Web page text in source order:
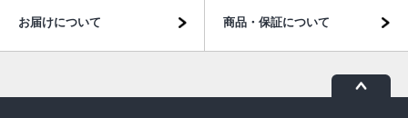
お届けについて 商品・保証について